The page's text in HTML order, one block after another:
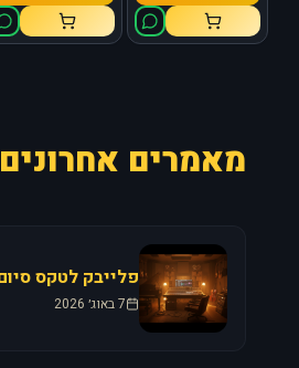
מאמרים אחרונים
7 באוג׳ 2026